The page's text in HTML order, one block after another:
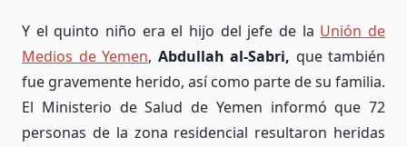
Y el quinto niño era el hijo del jefe de la Unión de
Medios de Yemen, Abdullah al-Sabri, que también
fue gravemente herido, así como parte de su familia.
El Ministerio de Salud de Yemen informó que 72
personas de la zona residencial resultaron heridas